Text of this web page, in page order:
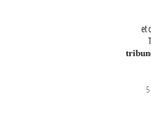
et